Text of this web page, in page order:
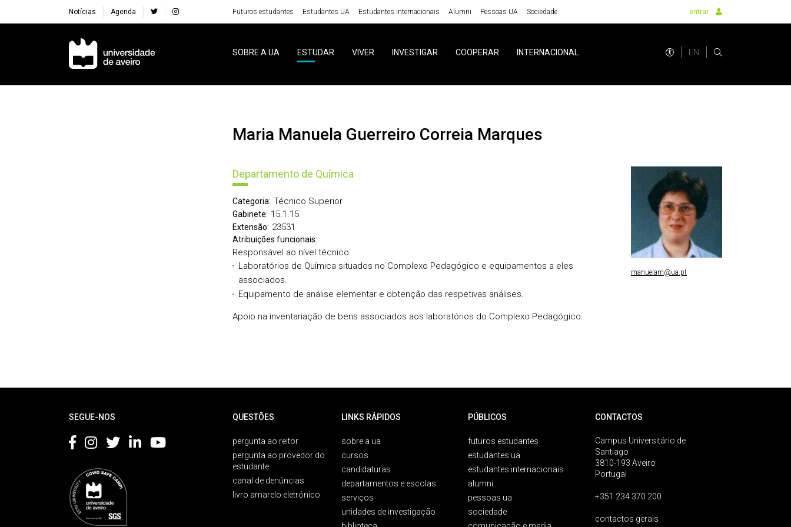
Notícias Agenda Futuros estudantes Estudantes UA Estudantes internacionais Alumni Pessoas UA Sociedade entrar
Navegação Principal
SOBRE A UA ESTUDAR VIVER INVESTIGAR COOPERAR INTERNACIONAL EN
Maria Manuela Guerreiro Correia Marques
Departamento de Química
Categoria: Técnico Superior
Gabinete: 15.1.15
Extensão: 23531
Atribuições funcionais:
Responsável ao nível técnico:
Laboratórios de Química situados no Complexo Pedagógico e equipamentos a eles
associados.
Equipamento de análise elementar e obtenção das respetivas análises.
Apoio na inventariação de bens associados aos laboratórios do Complexo Pedagógico.
manuelam@ua.pt
SEGUE-NOS QUESTÕES
pergunta ao reitor
pergunta ao provedor do
estudante
canal de denúncias
livro amarelo eletrónico
LINKS RÁPIDOS
sobre a ua
cursos
candidaturas
departamentos e escolas
serviços
unidades de investigação
PÚBLICOS
futuros estudantes
estudantes ua
estudantes internacionais
alumni
pessoas ua
sociedade
CONTACTOS
Campus Universitário de
Santiago
3810-193 Aveiro
Portugal
+351 234 370 200
contactos gerais